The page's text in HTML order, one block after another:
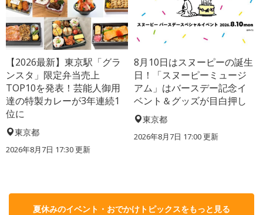
【2026最新】東京駅「グラ
ンスタ」限定弁当売上
TOP10を発表！芸能人御用
達の特製カレーが3年連続1
位に
東京都
2026年8月7日 17:30更新
8月10日はスヌーピーの誕生
日！「スヌーピーミュージ
アム」はバースデー記念イ
ベント＆グッズが目白押し
東京都
2026年8月7日 17:00更新
夏休みのイベント・おでかけトピックスをもっと見る